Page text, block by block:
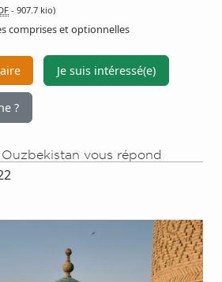
- 907.7 kio)
comprises et optionnelles
Je suis intéressé(e)
?
vous répond